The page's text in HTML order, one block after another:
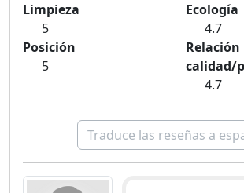
Limpieza
5
Ecología
4.7
Posición
5
Relación
calidad/
4.7
Traduce las reseñas a